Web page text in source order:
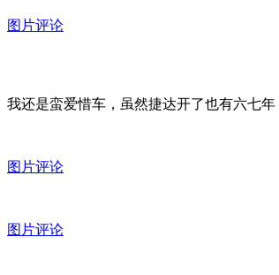
图片评论
我还是蛮爱惜车，虽然捷达开了也有六七
图片评论
图片评论